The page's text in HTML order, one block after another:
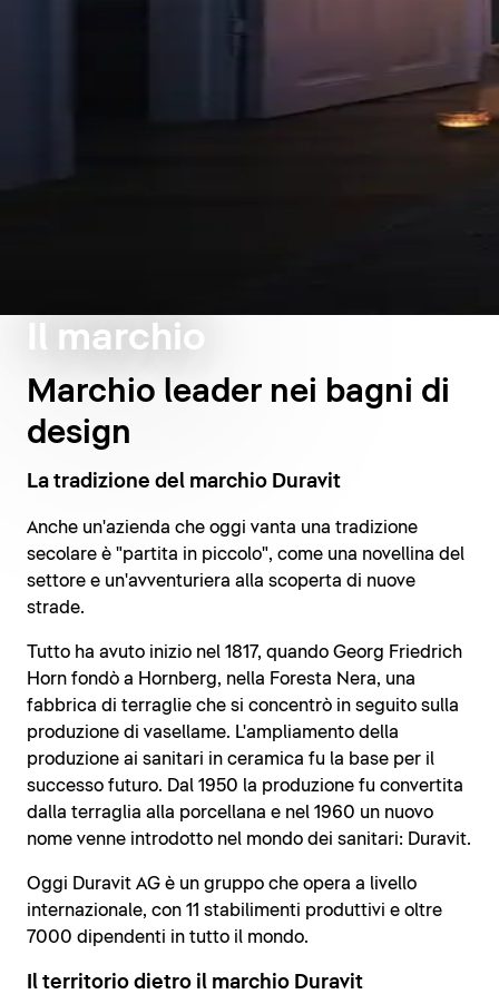
Il marchio
Marchio leader nei bagni di
design
La tradizione del marchio Duravit
Anche un'azienda che oggi vanta una tradizione
secolare è "partita in piccolo", come una novellina del
settore e un'avventuriera alla scoperta di nuove
strade.
Tutto ha avuto inizio nel 1817, quando Georg Friedrich
Horn fondò a Hornberg, nella Foresta Nera, una
fabbrica di terraglie che si concentrò in seguito sulla
produzione di vasellame. L'ampliamento della
produzione ai sanitari in ceramica fu la base per il
successo futuro. Dal 1950 la produzione fu convertita
dalla terraglia alla porcellana e nel 1960 un nuovo
nome venne introdotto nel mondo dei sanitari: Duravit.
Oggi Duravit AG è un gruppo che opera a livello
internazionale, con 11 stabilimenti produttivi e oltre
7000 dipendenti in tutto il mondo.
Il territorio dietro il marchio Duravit